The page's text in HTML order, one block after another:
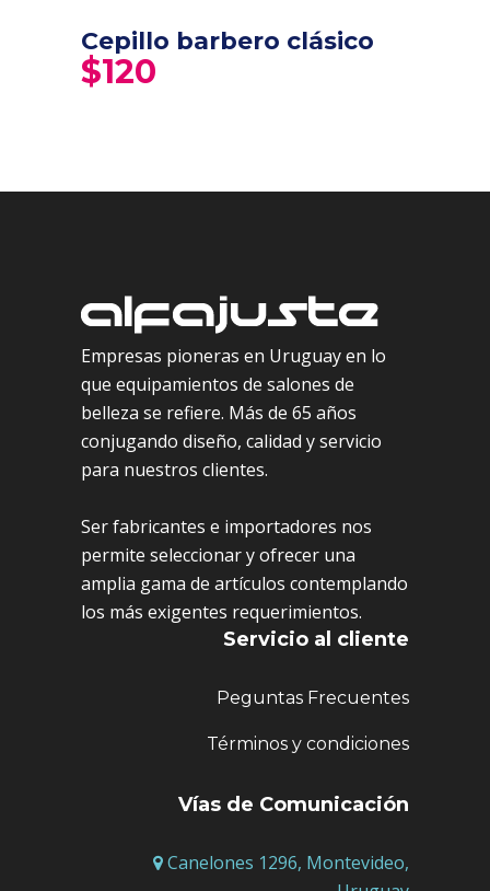
Cepillo barbero clásico
$120
Empresas pioneras en Uruguay en lo
que equipamientos de salones de
belleza se refiere. Más de 65 años
conjugando diseño, calidad y servicio
para nuestros clientes.
Ser fabricantes e importadores nos
permite seleccionar y ofrecer una
amplia gama de artículos contemplando
los más exigentes requerimientos.
Servicio al cliente
Peguntas Frecuentes
Términos y condiciones
Vías de Comunicación
Canelones 1296, Montevideo,